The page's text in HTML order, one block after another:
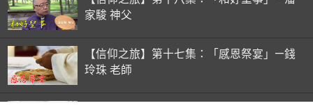
家駿 神父
【信仰之旅】第十七集：「感恩祭宴」—錢
玲珠 老師